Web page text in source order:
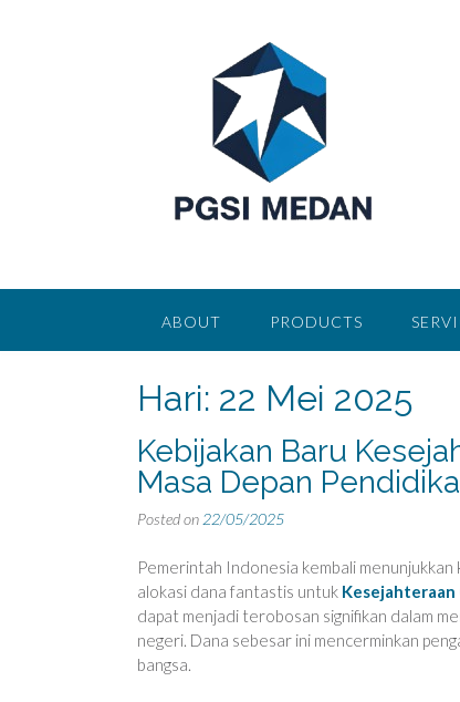
ABOUT PRODUCTS
Hari: 22 Mei 2025
Kebijakan Baru
Masa Depan
Posted on 22/05/2025
Pemerintah Indonesia kembali
alokasi dana fantastis untuk Kesejahteraan
dapat menjadi terobosan signifikan dalam
negeri. Dana sebesar ini mencerminkan
bangsa.